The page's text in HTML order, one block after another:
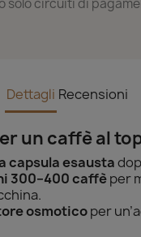
Dettagli Recensioni
un caffè al
capsula esausta
300–400 caffèper
osmoticoper